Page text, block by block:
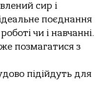
сир і
поєднання
чи і навчанні.
позмагатися з
підійдуть для